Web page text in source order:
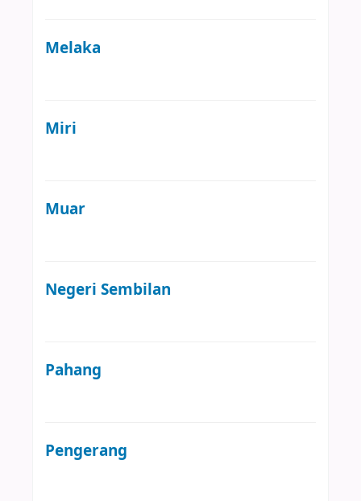
Melaka
Miri
Muar
Negeri Sembilan
Pahang
Pengerang